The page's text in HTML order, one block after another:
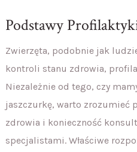
Podstawy
Zwierzęta, podobnie jak
kontroli stanu zdrowia,
Niezależnie od tego, czy
jaszczurkę, warto zrozumieć
zdrowia i konieczność
specjalistami. Właściwe